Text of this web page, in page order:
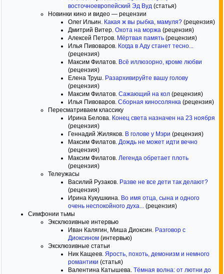
восточноевропейский Эд Вуд (статья)
Новинки кино и видео — рецензии
Олег Ильин. Какая ж вы рыбка, мамуля? (рецензия)
Дмитрий Витер. Охота на моржа (рецензия)
Алексей Петров. Мёртвая память (рецензия)
Илья Пивоваров. Когда в Аду станет тесно...
(рецензия)
Максим Филатов. Всё иллюзорно, кроме любви
(рецензия)
Елена Труш. Разархивируйте вашу голову
(рецензия)
Максим Филатов. Сажающий на кол (рецензия)
Илья Пивоваров. Сборная киносолянка (рецензия)
Пересматриваем классику
Ирина Белова. Конец света назначен на 23 ноября
(рецензия)
Геннадий Жиляков. В голове у Мэри (рецензия)
Максим Филатов. Дождь не может идти вечно
(рецензия)
Максим Филатов. Легенда обретает плоть
(рецензия)
Телеужасы
Василий Рузаков. Разве не все дети так делают?
(рецензия)
Ирина Кукушкина. Во имя отца, сына и одного
очень неспокойного духа... (рецензия)
Симфонии тьмы
Эксклюзивные интервью
Иван Калягин, Миша Диоксин. Разговор с
Диоксином (интервью)
Эксклюзивные статьи
Ник Кащеев. Ярость, похоть, демонизм и немного
романтики (статья)
Валентина Катышева. Тёмная волна: от лютни до